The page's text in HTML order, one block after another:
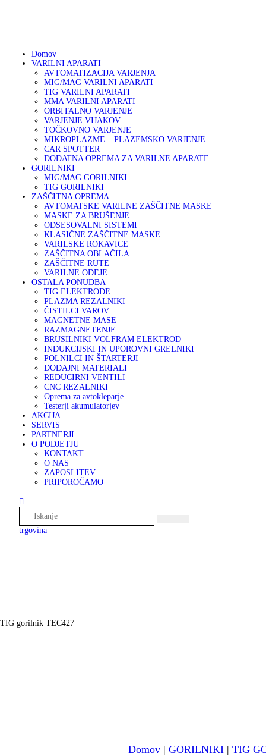
Domov
VARILNI APARATI
AVTOMATIZACIJA VARJENJA
MIG/MAG VARILNI APARATI
TIG VARILNI APARATI
MMA VARILNI APARATI
ORBITALNO VARJENJE
VARJENJE VIJAKOV
TOČKOVNO VARJENJE
MIKROPLAZME – PLAZEMSKO VARJENJE
CAR SPOTTER
DODATNA OPREMA ZA VARILNE APARATE
GORILNIKI
MIG/MAG GORILNIKI
TIG GORILNIKI
ZAŠČITNA OPREMA
AVTOMATSKE VARILNE ZAŠČITNE MASKE
MASKE ZA BRUŠENJE
ODSESOVALNI SISTEMI
KLASIČNE ZAŠČITNE MASKE
VARILSKE ROKAVICE
ZAŠČITNA OBLAČILA
ZAŠČITNE RUTE
VARILNE ODEJE
OSTALA PONUDBA
TIG ELEKTRODE
PLAZMA REZALNIKI
ČISTILCI VAROV
MAGNETNE MASE
RAZMAGNETENJE
BRUSILNIKI VOLFRAM ELEKTROD
INDUKCIJSKI IN UPOROVNI GRELNIKI
POLNILCI IN ŠTARTERJI
DODAJNI MATERIALI
REDUCIRNI VENTILI
CNC REZALNIKI
Oprema za avtokleparje
Testerji akumulatorjev
AKCIJA
SERVIS
PARTNERJI
O PODJETJU
KONTAKT
O NAS
ZAPOSLITEV
PRIPOROČAMO
trgovina
TIG gorilnik TEC427
GORILNIKI
ZAŠČITNA OPREMA
OSTALA PONUDBA
AKCIJA
SERVIS
PARTNERJI
O PODJETJU
Domov | GORILNIKI | TIG